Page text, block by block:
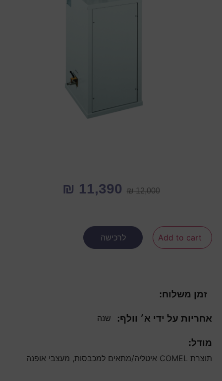
זמן משלוח:
אחריות על ידי א׳ וולף: שנה
מודל:
תוצרת COMEL איטליה/מתאים למכבסות, מעצבי אופנה
₪12,000
₪ 11,390
Add to cart לרכישה